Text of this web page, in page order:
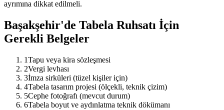
ayrımına dikkat edilmeli.
Başakşehir'de Tabela Ruhsatı İçin
Gerekli Belgeler
1Tapu veya kira sözleşmesi
2Vergi levhası
3İmza sirküleri (tüzel kişiler için)
4Tabela tasarım projesi (ölçekli, teknik çizim)
5Cephe fotoğrafı (mevcut durum)
6Tabela boyut ve aydınlatma teknik dökümanı